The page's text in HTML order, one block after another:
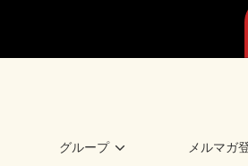
グループ メルマガ